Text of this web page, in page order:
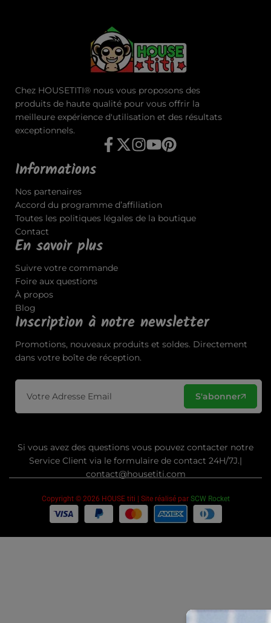
Chez HOUSETITI® nous vous proposons des
produits de haute qualité pour vous offrir la
meilleure expérience d'utilisation et des résultats
exceptionnels.
Informations
Nos partenaires
Accord du programme d’affiliation
Toutes les politiques légales de la boutique
Contact
En savoir plus
Suivre votre commande
Foire aux questions
À propos
Blog
Inscription à notre newsletter
Promotions, nouveaux produits et soldes. Directement
dans votre boîte de réception.
S'abonner
Si vous avez des questions vous pouvez contacter notre
Service Client via le formulaire de contact 24H/7J.|
contact@housetiti.com
Copyright © 2026 HOUSE titi | Site réalisé par SCW Rocket